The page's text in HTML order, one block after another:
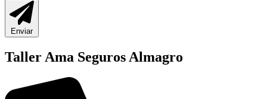
Enviar
Taller Ama Seguros Almagro